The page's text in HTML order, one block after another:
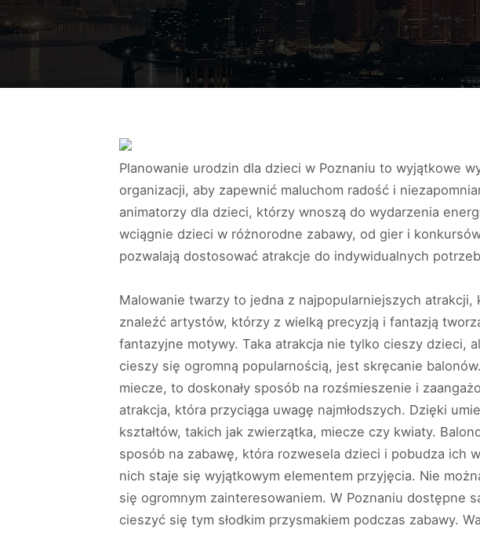
Planowanie urodzin dla dzieci w Poznaniu to wyjątkowe
organizacji, aby zapewnić maluchom radość i
animatorzy dla dzieci, którzy wnoszą do wydarzenia
wciągnie dzieci w różnorodne zabawy, od gier i
pozwalają dostosować atrakcje do indywidualnych
Malowanie twarzy to jedna z najpopularniejszych
znaleźć artystów, którzy z wielką precyzją i fantazją
fantazyjne motywy. Taka atrakcja nie tylko cieszy dzieci,
cieszy się ogromną popularnością, jest skręcanie
miecze, to doskonały sposób na rozśmieszenie i
atrakcja, która przyciąga uwagę najmłodszych. Dzięki
kształtów, takich jak zwierzątka, miecze czy kwiaty.
sposób na zabawę, która rozwesela dzieci i pobudza ich
nich staje się wyjątkowym elementem przyjęcia. Nie
się ogromnym zainteresowaniem. W Poznaniu dostępne
cieszyć się tym słodkim przysmakiem podczas zabawy.